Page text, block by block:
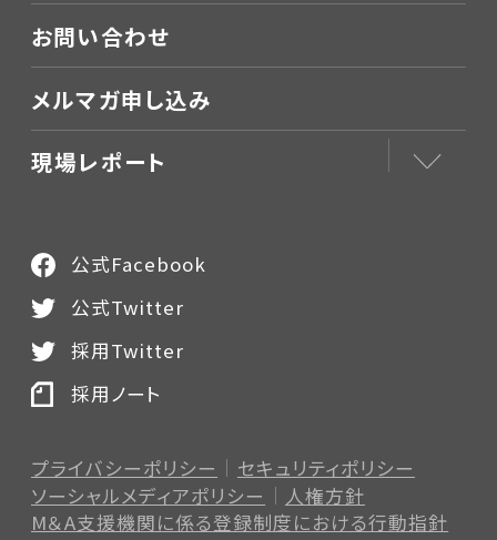
お問い合わせ
メルマガ申し込み
現場レポート
プライバシーポリシー
セキュリティポリシー
ソーシャルメディアポリシー
人権方針
M＆A支援機関に係る登録制度における行動指針
公式Facebook
公式Twitter
採用Twitter
採用ノート